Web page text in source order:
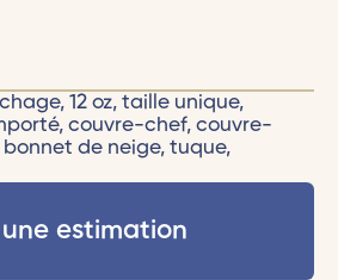
12 oz, taille unique,
couvre-chef, couvre-
de neige, tuque,
estimation